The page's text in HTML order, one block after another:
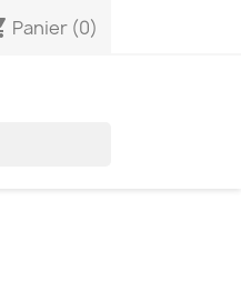
Panier (0)